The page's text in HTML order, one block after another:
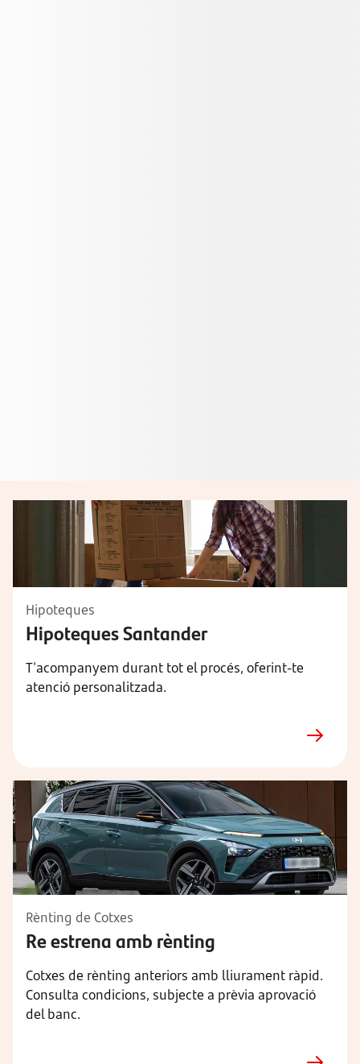
Hipoteques
Hipoteques Santander
T'acompanyem durant tot el procés, oferint-te
atenció personalitzada.
Rènting de Cotxes
Re estrena amb rènting
Cotxes de rènting anteriors amb lliurament ràpid.
Consulta condicions, subjecte a prèvia aprovació
del banc.